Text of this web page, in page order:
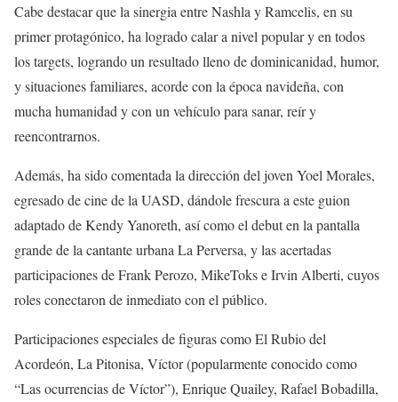
Cabe destacar que la sinergia entre Nashla y Ramcelis, en su
primer protagónico, ha logrado calar a nivel popular y en todos
los targets, logrando un resultado lleno de dominicanidad, humor,
y situaciones familiares, acorde con la época navideña, con
mucha humanidad y con un vehículo para sanar, reír y
reencontrarnos.
Además, ha sido comentada la dirección del joven Yoel Morales,
egresado de cine de la UASD, dándole frescura a este guion
adaptado de Kendy Yanoreth, así como el debut en la pantalla
grande de la cantante urbana La Perversa, y las acertadas
participaciones de Frank Perozo, MikeToks e Irvin Alberti, cuyos
roles conectaron de inmediato con el público.
Participaciones especiales de figuras como El Rubio del
Acordeón, La Pitonisa, Víctor (popularmente conocido como
“Las ocurrencias de Víctor”), Enrique Quailey, Rafael Bobadilla,